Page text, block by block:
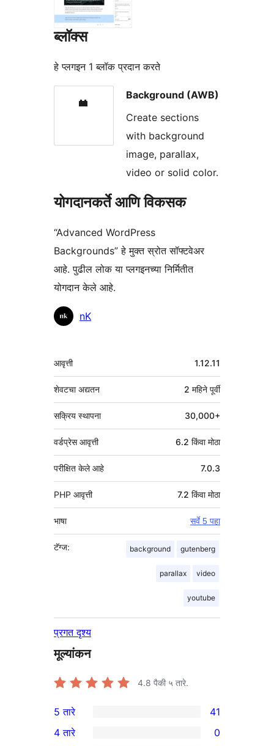
ब्लॉक्स
हे प्लगइन 1 ब्लॉक प्रदान करते
Background (AWB)
Create sections
with background
image, parallax,
video or solid color.
योगदानकर्ते आणि विकसक
“Advanced WordPress
Backgrounds” हे मुक्त स्रोत सॉफ्टवेअर
आहे. पुढील लोक या प्लगइनच्या निर्मितीत
योगदान केले आहे.
योगदानकर्ते
nK
मेटा
आवृत्ती 1.12.11
शेवटचा अद्यतन 2 महिने पूर्वी
सक्रिय स्थापना 30,000+
वर्डप्रेस आवृत्ती 6.2 किंवा मोठा
परीक्षित केले आहे 7.0.3
PHP आवृत्ती 7.2 किंवा मोठा
भाषा सर्वे 5 पहा
टॅग्ज: background gutenberg
parallax video
youtube
प्रगत दृश्य
मूल्यांकन
4.8 पैकी ५ तारे.
41
5-
5 तारे 41
4 तारे 0